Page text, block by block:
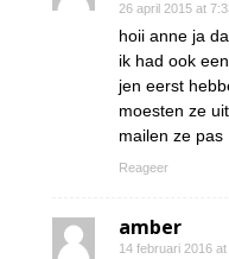
26 april 2015 at
hoii anne ja
ik had ook
jen eerst
moesten ze
mailen ze pas
Reageer
amber
14 februari 2016